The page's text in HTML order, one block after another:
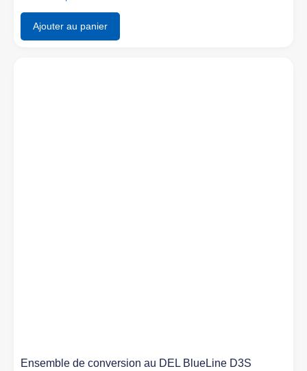
Ajouter au panier
Ensemble de conversion au DEL BlueLine D3S